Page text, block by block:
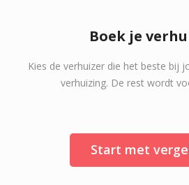
Boek je
Kies de verhuizer die het beste bij
verhuizing. De rest wordt
Start met